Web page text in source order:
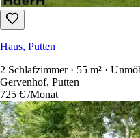
Haus, Putten
2 Schlafzimmer · 55 m² ·
Gervenhof, Putten
725 € /Monat